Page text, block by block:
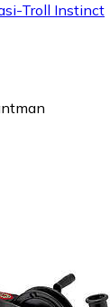
Troll Instinct